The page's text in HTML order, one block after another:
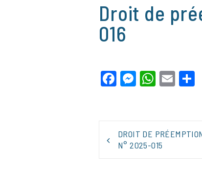
Droit de
016
Facebook
Messenger
Email
NAVIGATION
DE
L’ARTICLE
DROIT DE
N° 2025-015